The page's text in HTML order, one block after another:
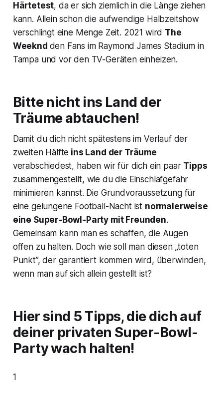
Härtetest, da er sich ziemlich in die Länge ziehen
kann. Allein schon die aufwendige Halbzeitshow
verschlingt eine Menge Zeit. 2021 wird The
Weeknd den Fans im Raymond James Stadium in
Tampa und vor den TV-Geräten einheizen.
Bitte nicht ins Land der
Träume abtauchen!
Damit du dich nicht spätestens im Verlauf der
zweiten Hälfte ins Land der Träume
verabschiedest, haben wir für dich ein paar Tipps
zusammengestellt, wie du die Einschlafgefahr
minimieren kannst. Die Grundvoraussetzung für
eine gelungene Football-Nacht ist normalerweise
eine Super-Bowl-Party mit Freunden.
Gemeinsam kann man es schaffen, die Augen
offen zu halten. Doch wie soll man diesen „toten
Punkt”, der garantiert kommen wird, überwinden,
wenn man auf sich allein gestellt ist?
Hier sind 5 Tipps, die dich auf
deiner privaten Super-Bowl-
Party wach halten!
1